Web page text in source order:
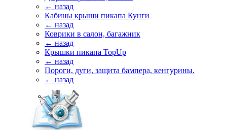
← назад
Кабины крыши пикапа Кунги
← назад
Коврики в салон, багажник
← назад
Крышки пикапа TopUp
← назад
Пороги, дуги, защита бампера, кенгурины.
← назад